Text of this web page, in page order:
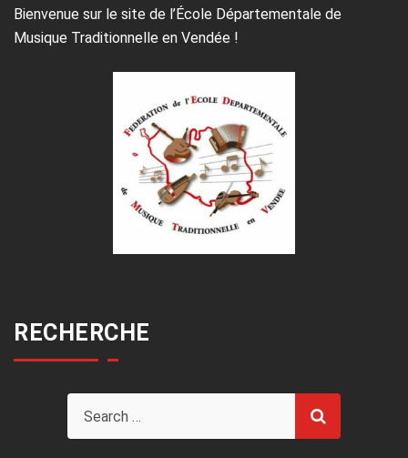
Bienvenue sur le site de l’École Départementale de
Musique Traditionnelle en Vendée !
RECHERCHE